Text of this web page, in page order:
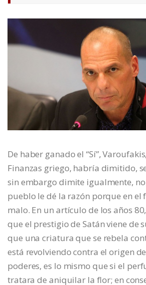
De haber ganado el “Sí”,
Finanzas griego, habría dimitido,
sin embargo dimite igualmente,
pueblo le dé la razón porque en el
malo. En un artículo de los años
que el prestigio de Satán viene de
que una criatura que se rebela
está revolviendo contra el origen
poderes, es lo mismo que si el
tratara de aniquilar la flor; en